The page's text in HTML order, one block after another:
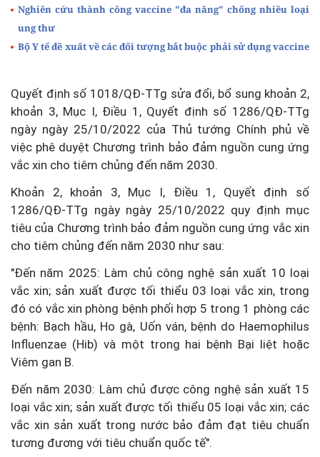
Nghiên cứu thành công vaccine "đa năng" chống nhiều loại
ung thư
Bộ Y tế đề xuất về các đối tượng bắt buộc phải sử dụng vaccine
Quyết định số 1018/QĐ-TTg sửa đổi, bổ sung khoản 2,
khoản 3, Mục I, Điều 1, Quyết định số 1286/QĐ-TTg
ngày ngày 25/10/2022 của Thủ tướng Chính phủ về
việc phê duyệt Chương trình bảo đảm nguồn cung ứng
vắc xin cho tiêm chủng đến năm 2030.
Khoản 2, khoản 3, Mục I, Điều 1, Quyết định số
1286/QĐ-TTg ngày ngày 25/10/2022 quy định mục
tiêu của Chương trình bảo đảm nguồn cung ứng vắc xin
cho tiêm chủng đến năm 2030 như sau:
"Đến năm 2025: Làm chủ công nghệ sản xuất 10 loại
vắc xin; sản xuất được tối thiểu 03 loại vắc xin, trong
đó có vắc xin phòng bệnh phối hợp 5 trong 1 phòng các
bệnh: Bạch hầu, Ho gà, Uốn ván, bệnh do Haemophilus
Influenzae (Hib) và một trong hai bệnh Bại liệt hoặc
Viêm gan B.
Đến năm 2030: Làm chủ được công nghệ sản xuất 15
loại vắc xin; sản xuất được tối thiểu 05 loại vắc xin; các
vắc xin sản xuất trong nước bảo đảm đạt tiêu chuẩn
tương đương với tiêu chuẩn quốc tế".